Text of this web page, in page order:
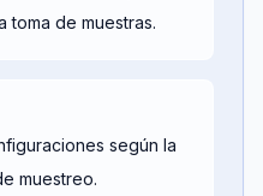
toma de muestras.
según la
muestreo.